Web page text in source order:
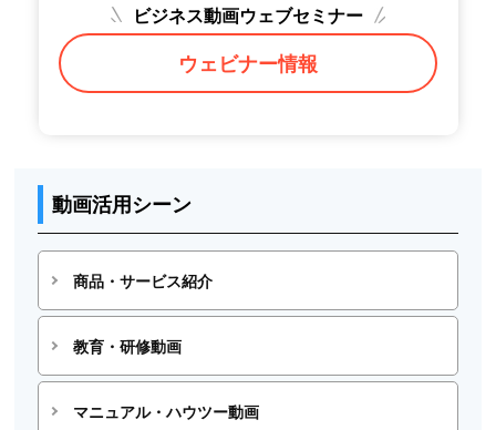
ビジネス動画ウェブセミナー
ウェビナー情報
動画活用シーン
商品・サービス紹介
教育・研修動画
マニュアル・ハウツー動画